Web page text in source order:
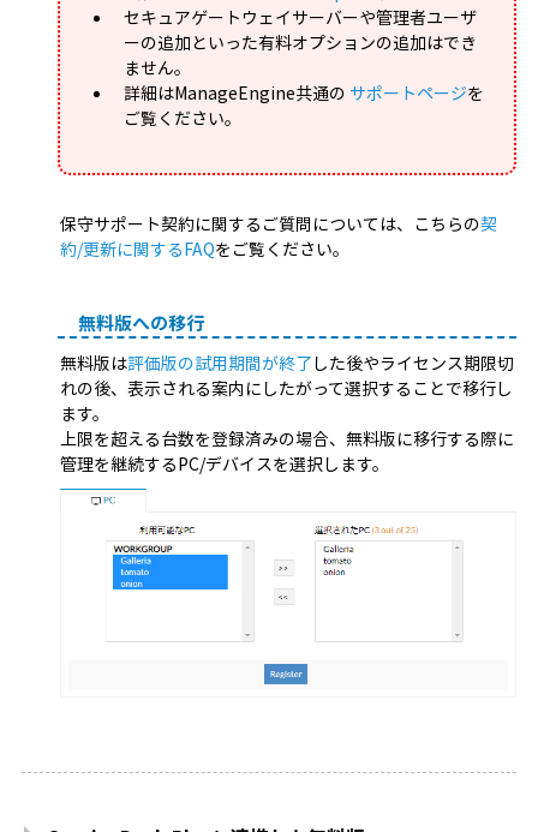
セキュアゲートウェイサーバーや管理者ユーザ
ーの追加といった有料オプションの追加はでき
ません。
詳細はManageEngine共通の サポートページを
ご覧ください。
保守サポート契約に関するご質問については、こちらの契
約/更新に関するFAQをご覧ください。
無料版への移行
無料版は評価版の試用期間が終了 した後やライセンス期限切
れの後、表示される案内にしたがって選択することで移行し
ます。
上限を超える台数を登録済みの場合、無料版に移行する際に
管理を継続するPC/デバイスを選択します。